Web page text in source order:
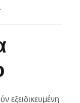
εξειδικευμένη